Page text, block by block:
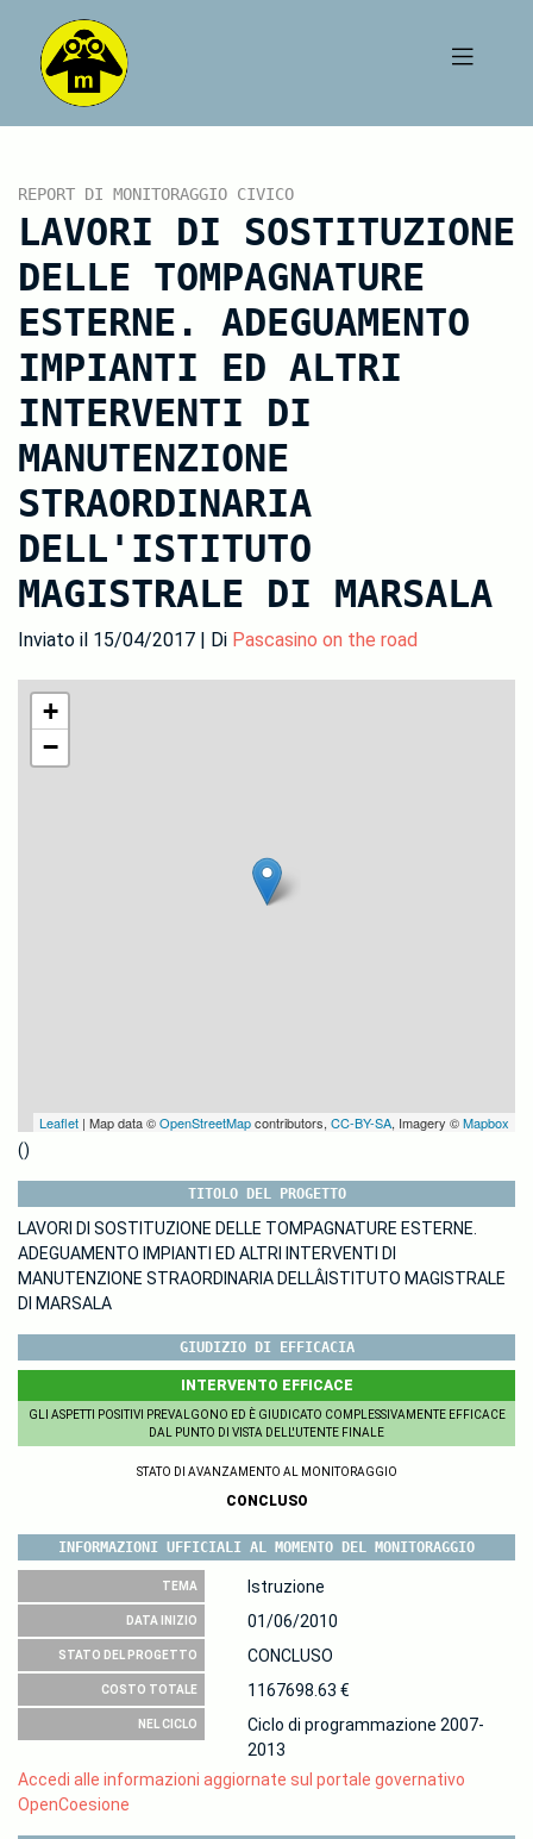
REPORT DI MONITORAGGIO CIVICO
LAVORI DI SOSTITUZIONE
DELLE TOMPAGNATURE
ESTERNE. ADEGUAMENTO
IMPIANTI ED ALTRI
INTERVENTI DI
MANUTENZIONE
STRAORDINARIA
DELL'ISTITUTO
MAGISTRALE DI MARSALA
Inviato il 15/04/2017 | Di Pascasino on the road
+
−
Leaflet | Map data ©OpenStreetMapcontributors, CC-BY-SA, Imagery ©Mapbox
()
TITOLO DEL PROGETTO
LAVORI DI SOSTITUZIONE DELLE TOMPAGNATURE ESTERNE.
ADEGUAMENTO IMPIANTI ED ALTRI INTERVENTI DI
MANUTENZIONE STRAORDINARIA DELLÂISTITUTO MAGISTRALE
DI MARSALA
GIUDIZIO DI EFFICACIA
INTERVENTO EFFICACE
GLI ASPETTI POSITIVI PREVALGONO ED È GIUDICATO COMPLESSIVAMENTE EFFICACE
DAL PUNTO DI VISTA DELL'UTENTE FINALE
STATO DI AVANZAMENTO AL MONITORAGGIO
CONCLUSO
INFORMAZIONI UFFICIALI AL MOMENTO DEL MONITORAGGIO
TEMA Istruzione
DATA INIZIO 01/06/2010
STATO DEL PROGETTO CONCLUSO
COSTO TOTALE 1167698.63 €
NEL CICLO
Ciclo di programmazione 2007-
2013
Accedi alle informazioni aggiornate sul portale governativo
OpenCoesione